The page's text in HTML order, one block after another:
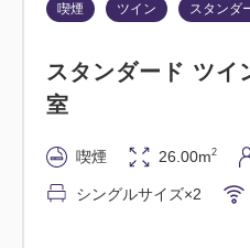
喫煙 ツイン スタンダ
スタンダード ツイ
室
喫煙 26.00m2
シングルサイズ×2